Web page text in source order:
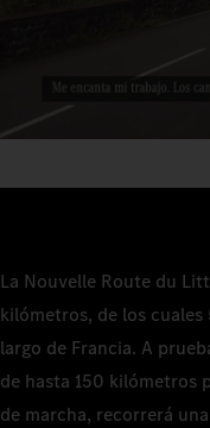
La Nouvelle Route du
kilómetros, de los
largo de Francia. A
de hasta 150 kilómetros
de marcha, recorrerá